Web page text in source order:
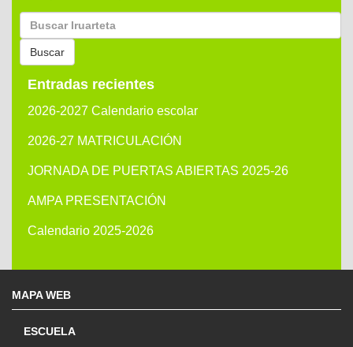
Buscar
por:
Buscar
Entradas recientes
2026-2027 Calendario escolar
2026-27 MATRICULACIÓN
JORNADA DE PUERTAS ABIERTAS 2025-26
AMPA PRESENTACIÓN
Calendario 2025-2026
MAPA WEB
ESCUELA